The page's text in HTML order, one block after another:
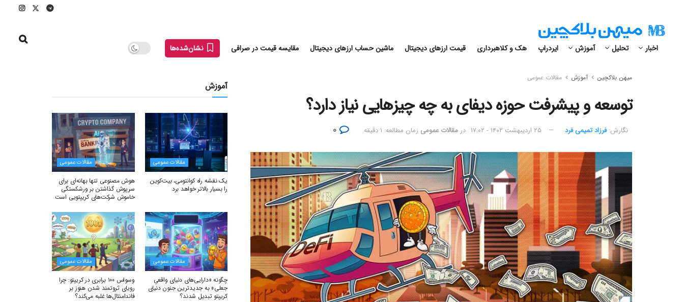
اخبار تحلیل آموزش ایردراپ هک و کلاهبرداری قیمت ارزهای دیجیتال ماشین حساب ارزهای دیجیتال مقایسه قیمت در صرافی نشان‌شده‌ها
میهن بلاکچین آموزش مقالات عمومی
توسعه و پیشرفت حوزه دیفای به چه چیزهایی نیاز دارد؟
نگارش:‌ فرزاد تمیمی فرد ۲۵ اردیبهشت ۱۴۰۲ - ۱۷:۰۲ در مقالات عمومی زمان مطالعه: ۱ دقیقه
آموزش
مقالات عمومی
یک نقشه راه کوانتومی، بیت‌کوین
را بسیار بالاتر خواهد برد
مقالات عمومی
هوش مصنوعی تنها بهانه‌ای برای
سرپوش گذاشتن بر ورشکستگی
خاموش شرکت‌های کریپتویی است
مقالات عمومی
چگونه «دارایی‌های دنیای واقعیِ
جعلی» به جدیدترین جنون دنیای
کریپتو تبدیل شدند؟
مقالات عمومی
وسواس ۱۰۰ برابری در کریپتو: چرا
رویای ثروتمند شدن هنوز بر
فاندامنتال‌ها غلبه می‌کند؟